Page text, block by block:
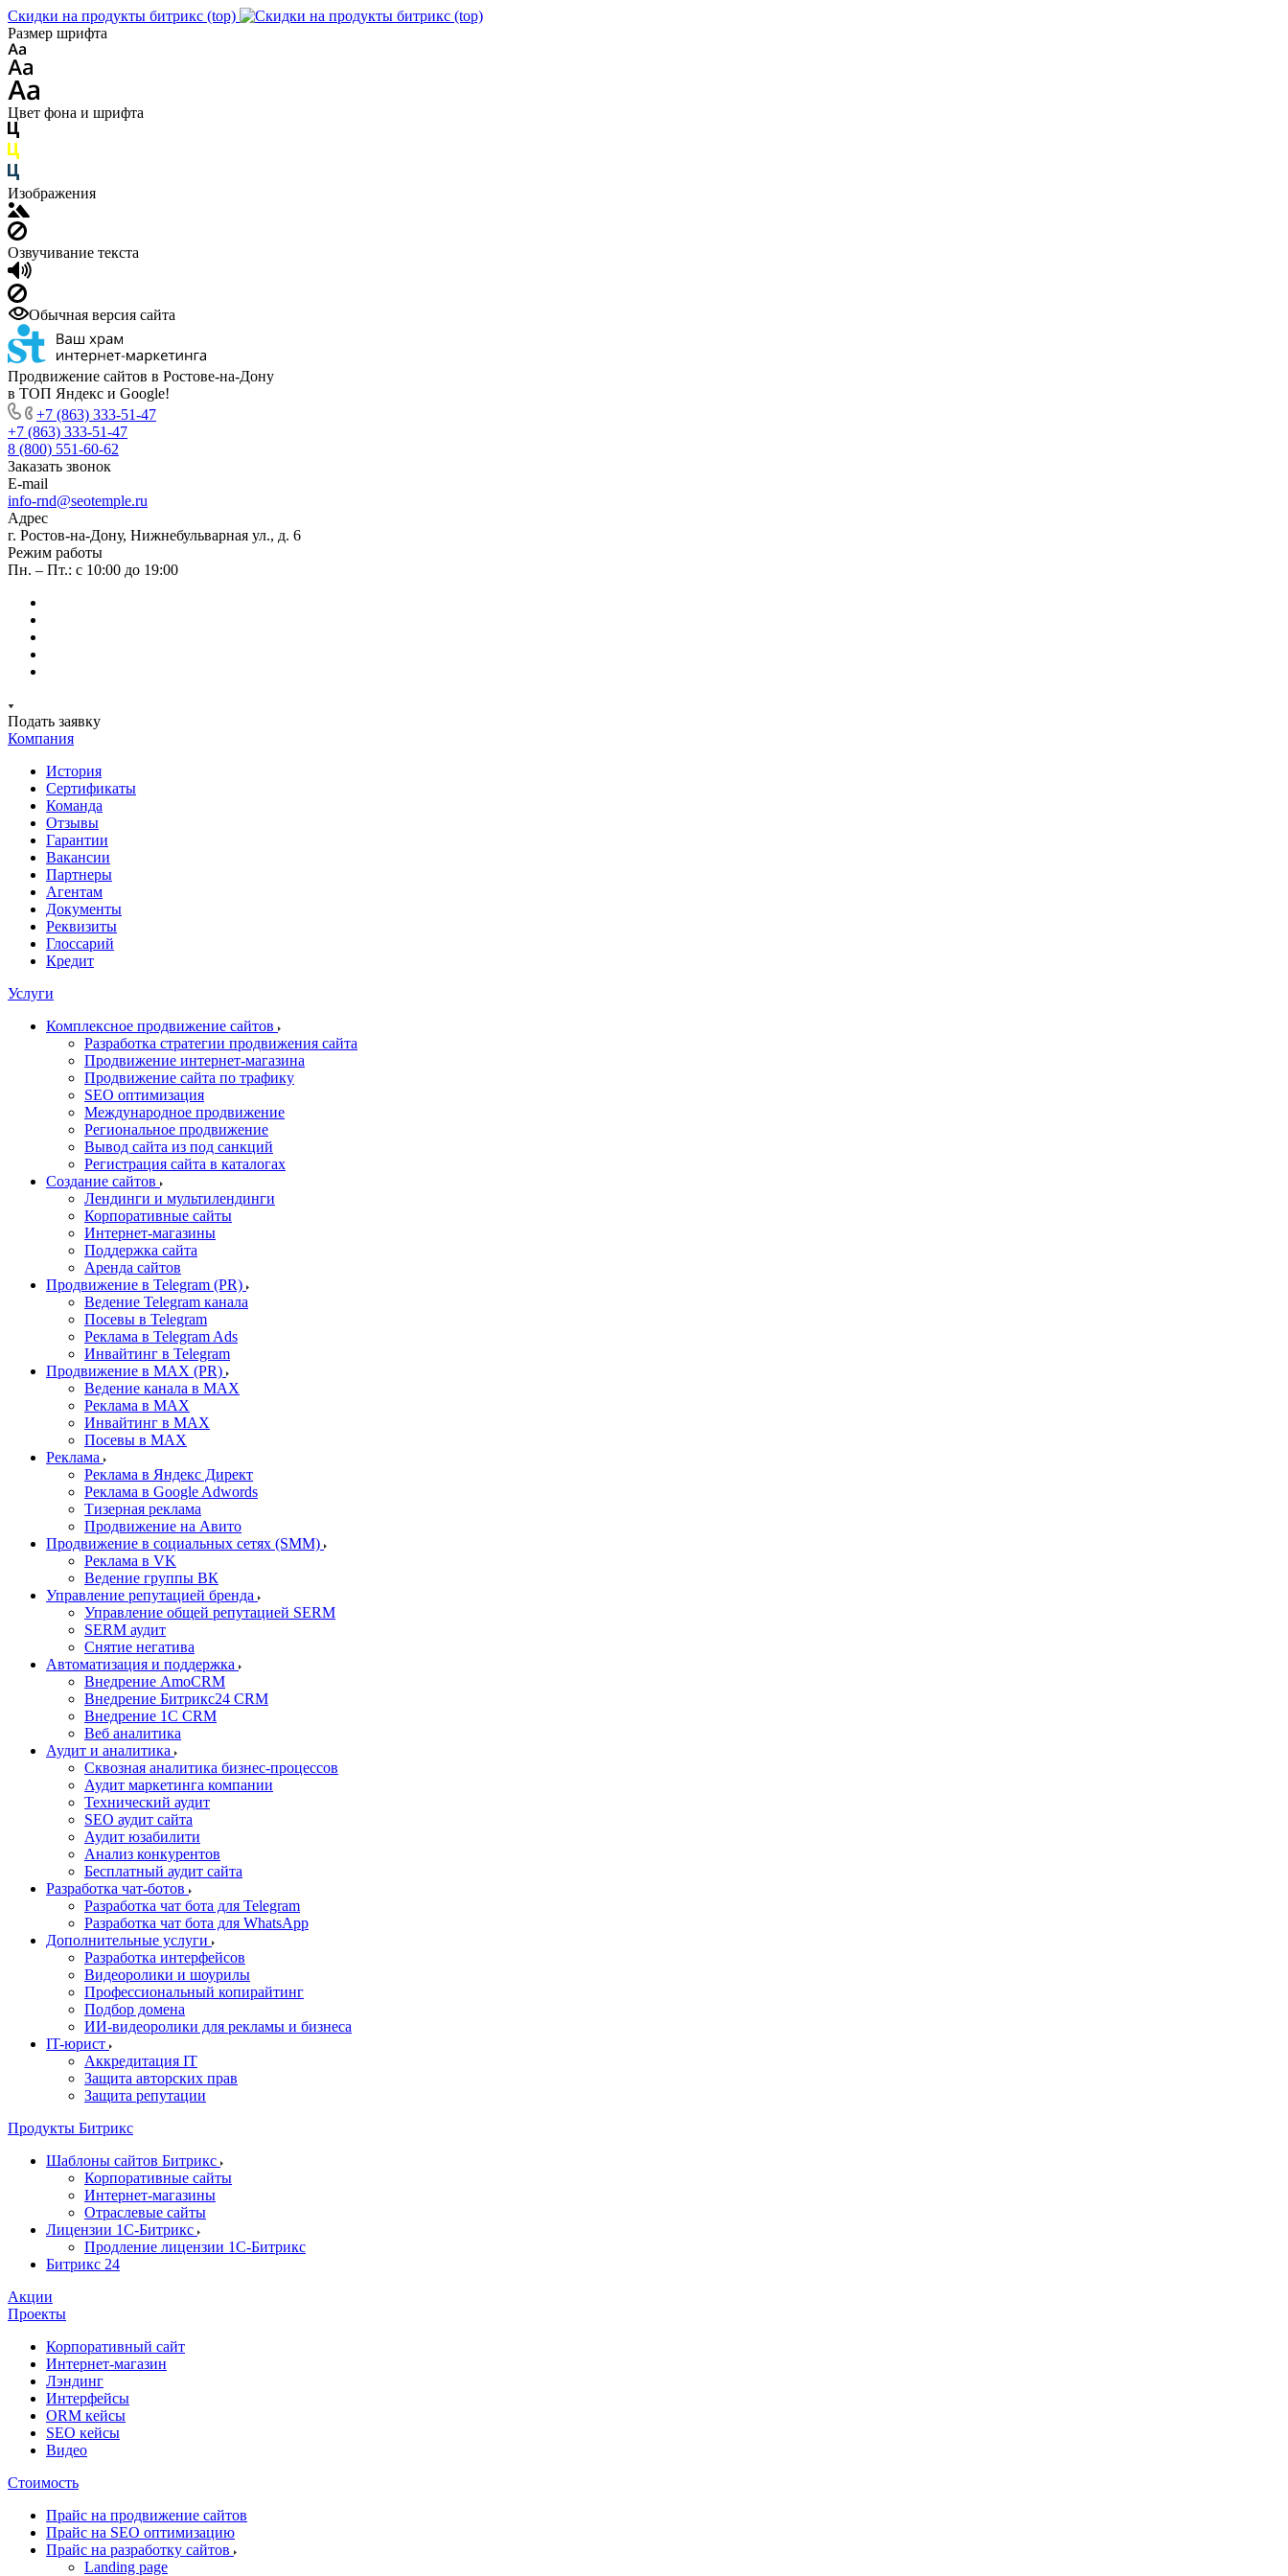
Скидки на продукты битрикс (top)
Размер шрифта
Цвет фона и шрифта
Изображения
Озвучивание текста
Обычная версия сайта
Продвижение сайтов в Ростове-на-Дону
в ТОП Яндекс и Google!
+7 (863) 333-51-47
+7 (863) 333-51-47
8 (800) 551-60-62
Заказать звонок
E-mail
info-rnd@seotemple.ru
Адрес
г. Ростов-на-Дону, Нижнебульварная ул., д. 6
Режим работы
Пн. – Пт.: с 10:00 до 19:00
Подать заявку
Компания
История
Сертификаты
Команда
Отзывы
Гарантии
Вакансии
Партнеры
Агентам
Документы
Реквизиты
Глоссарий
Кредит
Услуги
Комплексное продвижение сайтов
Разработка стратегии продвижения сайта
Продвижение интернет-магазина
Продвижение сайта по трафику
SEO оптимизация
Международное продвижение
Региональное продвижение
Вывод сайта из под санкций
Регистрация сайта в каталогах
Создание сайтов
Лендинги и мультилендинги
Корпоративные сайты
Интернет-магазины
Поддержка сайта
Аренда сайтов
Продвижение в Telegram (PR)
Ведение Telegram канала
Посевы в Telegram
Реклама в Telegram Ads
Инвайтинг в Telegram
Продвижение в MAX (PR)
Ведение канала в MAX
Реклама в MAX
Инвайтинг в MAX
Посевы в MAX
Реклама
Реклама в Яндекс Директ
Реклама в Google Adwords
Тизерная реклама
Продвижение на Авито
Продвижение в социальных сетях (SMM)
Реклама в VK
Ведение группы ВК
Управление репутацией бренда
Управление общей репутацией SERM
SERM аудит
Снятие негатива
Автоматизация и поддержка
Внедрение AmoCRM
Внедрение Битрикс24 CRM
Внедрение 1C CRM
Веб аналитика
Аудит и аналитика
Сквозная аналитика бизнес-процессов
Аудит маркетинга компании
Технический аудит
SEO аудит сайта
Аудит юзабилити
Анализ конкурентов
Бесплатный аудит сайта
Разработка чат-ботов
Разработка чат бота для Telegram
Разработка чат бота для WhatsApp
Дополнительные услуги
Разработка интерфейсов
Видеоролики и шоурилы
Профессиональный копирайтинг
Подбор домена
ИИ-видеоролики для рекламы и бизнеса
IT-юрист
Аккредитация IT
Защита авторских прав
Защита репутации
Продукты Битрикс
Шаблоны сайтов Битрикс
Корпоративные сайты
Интернет-магазины
Отраслевые сайты
Лицензии 1С-Битрикс
Продление лицензии 1С-Битрикс
Битрикс 24
Акции
Проекты
Корпоративный сайт
Интернет-магазин
Лэндинг
Интерфейсы
ORM кейсы
SEO кейсы
Видео
Стоимость
Прайс на продвижение сайтов
Прайс на SEO оптимизацию
Прайс на разработку сайтов
Landing page